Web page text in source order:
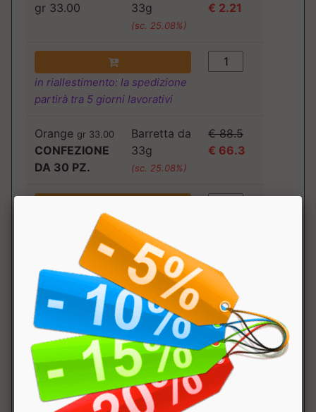
gr 33.00
33g
(sc. 25.08%)
€ 2.21
in riallestimento: la spedizione
partirà tra 5 giorni lavorativi
Orange gr 33.00
CONFEZIONE
DA 30 PZ.
Barretta da
33g
(sc. 25.08%)
€ 88.5
€ 66.3
disponibile in 4/5 giorni
Ingredienti:
GUSTO NOIR: Proteine del latte (28,8%) -
Cioccolato fondente (22%) (zucchero, pasta di
cacao, burro di cacao, emulsionante: lecitine (da
soia), estratto di vaniglia) - Sciroppo di manioca
- Umidificante: sorbitoli - Agente di carica: